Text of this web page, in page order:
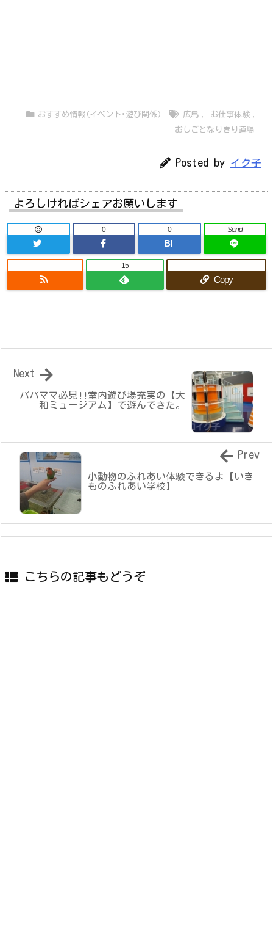
おすすめ情報(イベント･遊び関係) 広島 , お仕事体験 ,
おしごとなりきり道場
Posted by イク子
よろしければシェアお願いします
0
B!
0 Send
- 15
Copy
-
パパママ必見!!室内遊び場充実の【大
和ミュージアム】で遊んできた。
Next
小動物のふれあい体験できるよ【いき
ものふれあい学校】
Prev
こちらの記事もどうぞ